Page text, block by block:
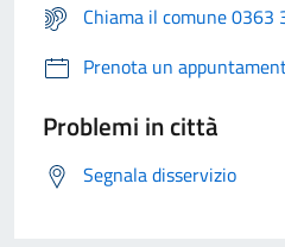
Chiama il comune 0363
Prenota un
Problemi in città
Segnala disservizio